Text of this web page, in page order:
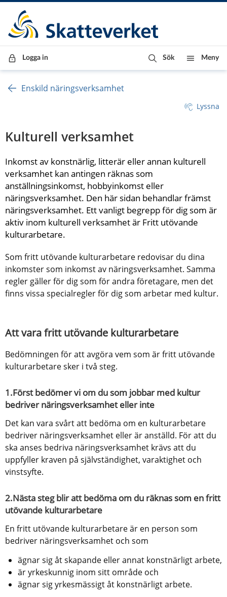
Till innehåll
Till navigationen
Till chattrobot
Logga in Sök Meny
Enskild näringsverksamhet
Lyssna
Kulturell verksamhet
Inkomst av konstnärlig, litterär eller annan kulturell
verksamhet kan antingen räknas som
anställningsinkomst, hobbyinkomst eller
näringsverksamhet. Den här sidan behandlar främst
näringsverksamhet. Ett vanligt begrepp för dig som är
aktiv inom kulturell verksamhet är Fritt utövande
kulturarbetare.
Som fritt utövande kulturarbetare redovisar du dina
inkomster som inkomst av näringsverksamhet. Samma
regler gäller för dig som för andra företagare, men det
finns vissa specialregler för dig som arbetar med kultur.
Att vara fritt utövande kulturarbetare
Bedömningen för att avgöra vem som är fritt utövande
kulturarbetare sker i två steg.
1.Först bedömer vi om du som jobbar med kultur
bedriver näringsverksamhet eller inte
Det kan vara svårt att bedöma om en kulturarbetare
bedriver näringsverksamhet eller är anställd. För att du
ska anses bedriva näringsverksamhet krävs att du
uppfyller kraven på självständighet, varaktighet och
vinstsyfte.
2.Nästa steg blir att bedöma om du räknas som en fritt
utövande kulturarbetare
En fritt utövande kulturarbetare är en person som
bedriver näringsverksamhet och som
ägnar sig åt skapande eller annat konstnärligt arbete,
är yrkeskunnig inom sitt område och
ägnar sig yrkesmässigt åt konstnärligt arbete.